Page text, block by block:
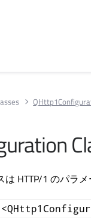
HTTP/1 のパラ